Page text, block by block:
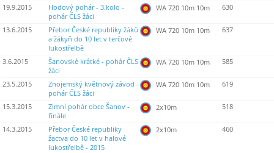
19.9.2015
Hodový pohár - 3.kolo -
pohár ČLS žáci
WA 720 10m 10m 630
13.6.2015
Přebor České republiky žáků
a žákyň do 10 let v terčové
lukostřelbě
WA 720 10m 10m 637
3.6.2015
Šanovské krátké - pohár ČLS
žáci
WA 720 10m 10m 585
23.5.2015
Znojemský květnový závod -
pohár ČLS žáci
WA 720 10m 10m 619
15.3.2015
Zimní pohár obce Šanov -
finále
2x10m 518
14.3.2015
Přebor České republiky
žactva do 10 let v halové
lukostřelbě - 2015
2x10m 460